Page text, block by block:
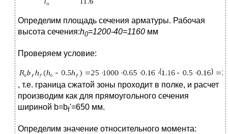
Определим площадь сечения арматуры. Рабочая
высота сечения:h0=1200-40=1160 мм
Проверяем условие:
, т.е. граница сжатой зоны проходит в полке, и расчет
производим как для пря­моугольного сечения
шириной b=bf'=650 мм.
Определим значение относительного момента: